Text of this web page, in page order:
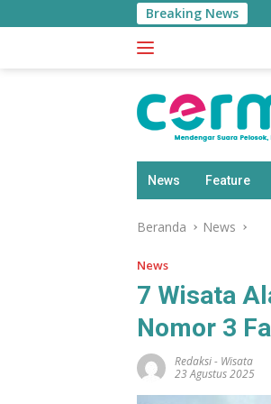
ke
Breaking News
News Feature
Beranda News
News
7 Wisata
Nomor 3
Redaksi- Wisata
23 Agustus 2025